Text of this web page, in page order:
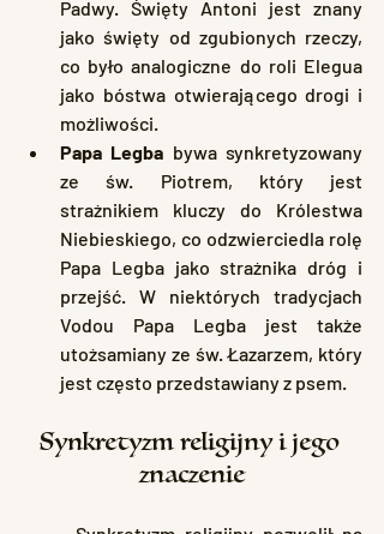
Padwy. Święty Antoni jest znany
jako święty od zgubionych rzeczy,
co było analogiczne do roli Elegua
jako bóstwa otwierającego drogi i
możliwości.
Papa Legba bywa synkretyzowany
ze św. Piotrem, który jest
strażnikiem kluczy do Królestwa
Niebieskiego, co odzwierciedla rolę
Papa Legba jako strażnika dróg i
przejść. W niektórych tradycjach
Vodou Papa Legba jest także
utożsamiany ze św. Łazarzem, który
jest często przedstawiany z psem.
Synkretyzm religijny i jego
znaczenie